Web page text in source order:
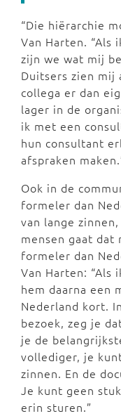
“Die hiërarchie
Van Harten. “Als
zijn we wat mij
Duitsers zien mij
collega er dan
lager in de
ik met een
hun consultant
afspraken
Ook in de
formeler dan
van lange
mensen gaat dat
formeler dan
Van Harten: “Als
hem daarna een
Nederland kort.
bezoek, zeg je
je de
vollediger, je
zinnen. En de
Je kunt geen
erin sturen.”